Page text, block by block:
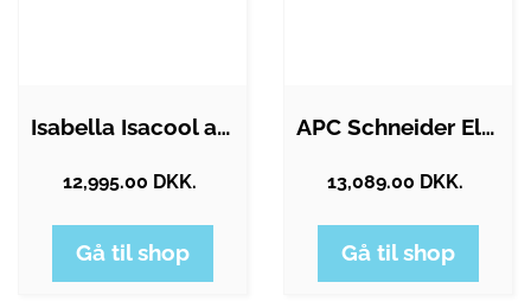
Isabella Isacool aircondition
12,995.00 DKK.
Gå til shop
APC Schneider Electric Uniflair
13,089.00 DKK.
Gå til shop